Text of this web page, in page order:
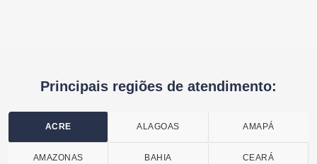
Principais regiões de atendimento:
ACRE ALAGOAS AMAPÁ
AMAZONAS BAHIA CEARÁ